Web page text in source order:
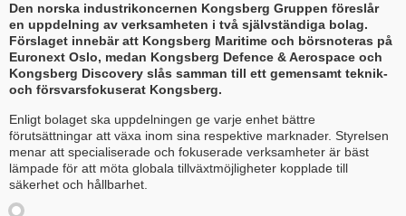
Den norska industrikoncernen Kongsberg Gruppen föreslår
en uppdelning av verksamheten i två självständiga bolag.
Förslaget innebär att Kongsberg Maritime och börsnoteras på
Euronext Oslo, medan Kongsberg Defence & Aerospace och
Kongsberg Discovery slås samman till ett gemensamt teknik-
och försvarsfokuserat Kongsberg.
Enligt bolaget ska uppdelningen ge varje enhet bättre
förutsättningar att växa inom sina respektive marknader. Styrelsen
menar att specialiserade och fokuserade verksamheter är bäst
lämpade för att möta globala tillväxtmöjligheter kopplade till
säkerhet och hållbarhet.